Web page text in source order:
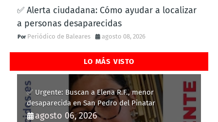
✅ Alerta ciudadana: Cómo ayudar a localizar
a personas desaparecidas
Periódico de Baleares agosto 08, 2026
LO MÁS VISTO
✅ Urgente: Buscan a Elena R.F., menor
desaparecida en San Pedro del Pinatar
agosto 06, 2026